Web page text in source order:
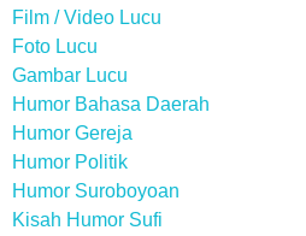
Film / Video Lucu
Foto Lucu
Gambar Lucu
Humor Bahasa Daerah
Humor Gereja
Humor Politik
Humor Suroboyoan
Kisah Humor Sufi